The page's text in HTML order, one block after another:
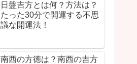
日盤吉方とは何？方法は？
たった30分で開運する不思
議な開運法！
南西の方徳は？南西の吉方